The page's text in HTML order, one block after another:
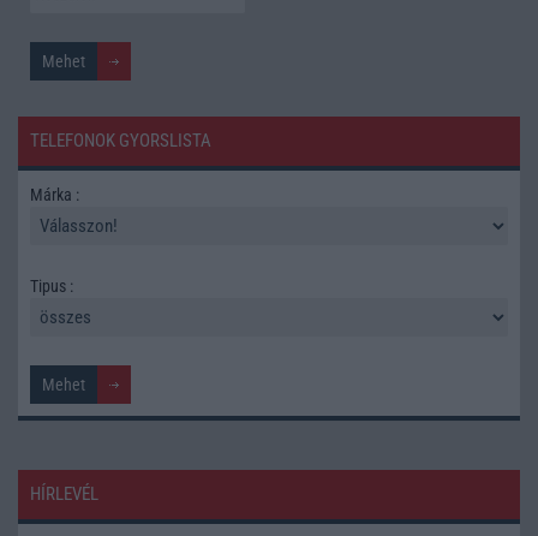
TELEFONOK GYORSLISTA
Márka :
Tipus :
HÍRLEVÉL